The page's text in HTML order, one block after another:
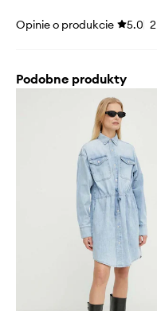
Opinie o produkcie 5.0 2
Podobne produkty